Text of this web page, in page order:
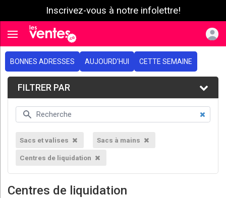
Inscrivez-vous à notre infolettre!
Toggle navigation
BONNES ADRESSES AUJOURD'HUI CETTE SEMAINE
FILTRER PAR
Sacs et valises Sacs à mains
Centres de liquidation
Centres de liquidation